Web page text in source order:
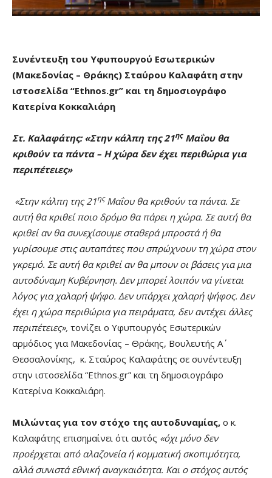
Συνέντευξη του Υφυπουργού Εσωτερικών
(Μακεδονίας – Θράκης) Σταύρου Καλαφάτη στην
ιστοσελίδα “Ethnos.gr” και τη δημοσιογράφο
Κατερίνα Κοκκαλιάρη
Στ. Καλαφάτης:«Στην κάλπη της 21ηςΜαΐου θα
κριθούν τα πάντα – Η χώρα δεν έχει περιθώρια για
περιπέτειες»
«Στην κάλπη της 21ηςΜαΐου θα κριθούν τα πάντα. Σε
αυτή θα κριθεί ποιο δρόμο θα πάρει η χώρα. Σε αυτή θα
κριθεί αν θα συνεχίσουμε σταθερά μπροστά ή θα
γυρίσουμε στις αυταπάτες που σπρώχνουν τη χώρα στον
γκρεμό. Σε αυτή θα κριθεί αν θα μπουν οι βάσεις για μια
αυτοδύναμη Κυβέρνηση. Δεν μπορεί λοιπόν να γίνεται
λόγος για χαλαρή ψήφο. Δεν υπάρχει χαλαρή ψήφος. Δεν
έχει η χώρα περιθώρια για πειράματα, δεν αντέχει άλλες
περιπέτειες», τονίζει ο Υφυπουργός Εσωτερικών
αρμόδιος για Μακεδονίας – Θράκης, Βουλευτής Α΄
Θεσσαλονίκης, κ. Σταύρος Καλαφάτης σε συνέντευξη
στην ιστοσελίδα “Ethnos.gr” και τη δημοσιογράφο
Κατερίνα Κοκκαλιάρη.
Μιλώντας για τον στόχο της αυτοδυναμίας, ο κ.
Καλαφάτης επισημαίνει ότι αυτός «όχι μόνο δεν
προέρχεται από αλαζονεία ή κομματική σκοπιμότητα,
αλλά συνιστά εθνική αναγκαιότητα. Και ο στόχος αυτός